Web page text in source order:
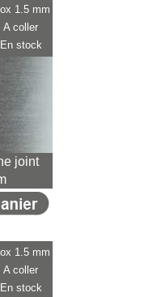
joint
1.5 mm
A coller
En stock
1.5 mm
A coller
En stock